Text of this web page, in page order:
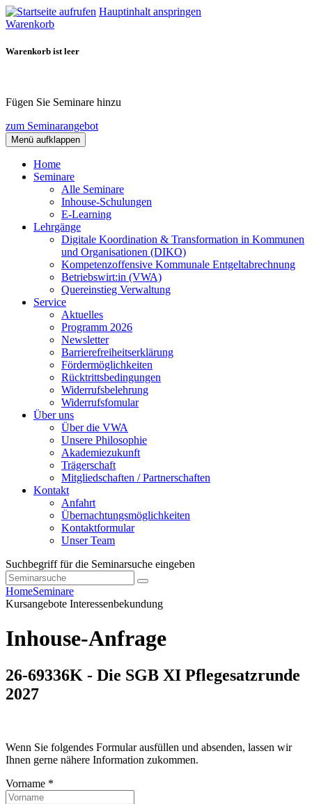
Hauptinhalt anspringen
Warenkorb
Warenkorb ist leer
Fügen Sie Seminare hinzu
zum Seminarangebot
Menü aufklappen
Home
Seminare
Alle Seminare
Inhouse-Schulungen
E-Learning
Lehrgänge
Digitale Koordination & Transformation in Kommunen
und Organisationen (DIKO)
Kompetenzoffensive Kommunale Entgeltabrechnung
Betriebswirt:in (VWA)
Quereinstieg Verwaltung
Service
Aktuelles
Programm 2026
Newsletter
Barrierefreiheitserklärung
Fördermöglichkeiten
Rücktrittsbedingungen
Widerrufsbelehrung
Widerrufsfomular
Über uns
Über die VWA
Unsere Philosophie
Akademiezukunft
Trägerschaft
Mitgliedschaften / Partnerschaften
Kontakt
Anfahrt
Übernachtungsmöglichkeiten
Kontaktformular
Unser Team
Suchbegriff für die Seminarsuche eingeben
HomeSeminare
Kursangebote Interessenbekundung
Inhouse-Anfrage
26-69336K - Die SGB XI Pflegesatzrunde
2027
Wenn Sie folgendes Formular ausfüllen und absenden, lassen wir
Ihnen gerne nähere Information zukommen.
Vorname *